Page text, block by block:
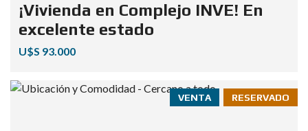
¡Vivienda en Complejo INVE! En
excelente estado
U$S 93.000
RESERVADO
VENTA